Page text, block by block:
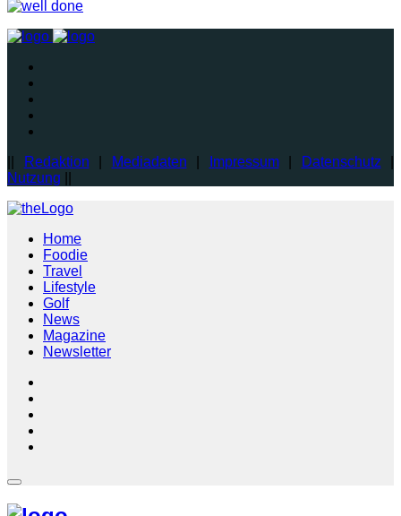
Redaktion Mediadaten Impressum| Datenschutz
Nutzung
Home
Foodie
Travel
Lifestyle
Golf
News
Magazine
Newsletter